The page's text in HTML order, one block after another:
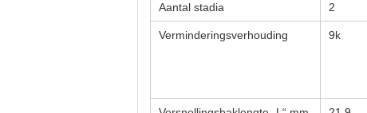
Aantal stadia 2
Verminderingsverhouding 9k